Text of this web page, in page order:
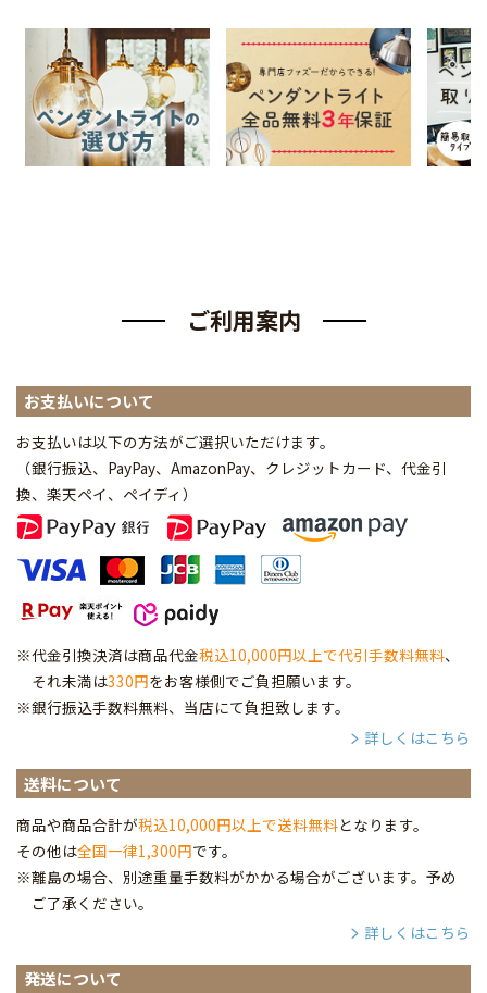
ご利用案内
お支払いについて
お支払いは以下の方法がご選択いただけます。
（銀行振込、PayPay、AmazonPay、クレジットカード、代金引
換、楽天ペイ、ペイディ ）
※代金引換決済は商品代金税込10,000円以上で代引手数料無料、
それ未満は330円をお客様側でご負担願います。
※銀行振込手数料無料、当店にて負担致します。
詳しくはこちら
送料について
商品や商品合計が税込10,000円以上で送料無料となります。
その他は全国一律1,300円です。
※離島の場合、別途重量手数料がかかる場合がございます。予め
ご了承ください。
詳しくはこちら
発送について